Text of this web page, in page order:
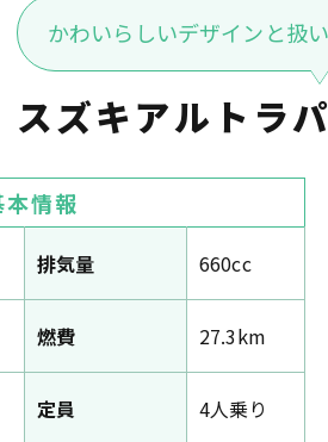
かわいらしいデザインと扱
スズキアルトラ
本情報
排気量 660cc
燃費 27.3km
定員 4人乗り